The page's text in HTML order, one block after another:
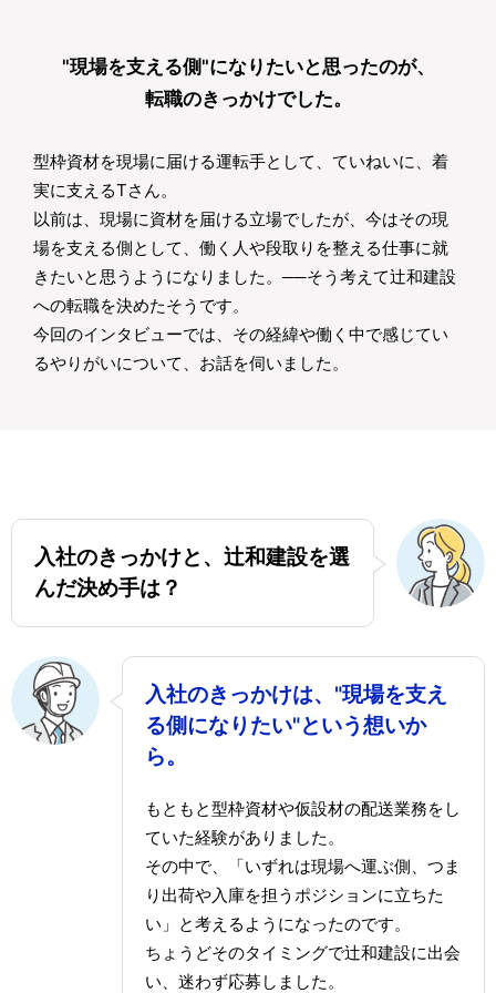
"現場を支える側"になりたいと思ったのが、
転職のきっかけでした。
型枠資材を現場に届ける運転手として、ていねいに、着
実に支えるTさん。
以前は、現場に資材を届ける立場でしたが、今はその現
場を支える側として、働く人や段取りを整える仕事に就
きたいと思うようになりました。──そう考えて辻和建設
への転職を決めたそうです。
今回のインタビューでは、その経緯や働く中で感じてい
るやりがいについて、お話を伺いました。
入社のきっかけと、辻和建設を選
んだ決め手は？
入社のきっかけは、"現場を支え
る側になりたい"という想いか
ら。
もともと型枠資材や仮設材の配送業務をし
ていた経験がありました。
その中で、「いずれは現場へ運ぶ側、つま
り出荷や入庫を担うポジションに立ちた
い」と考えるようになったのです。
ちょうどそのタイミングで辻和建設に出会
い、迷わず応募しました。